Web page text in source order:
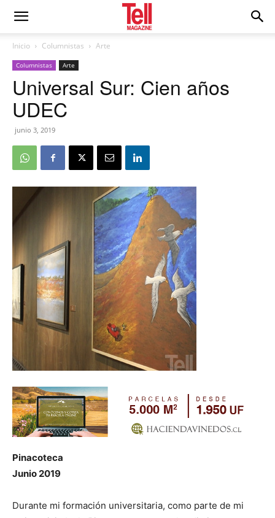
Inicio Columnistas Arte
Columnistas Arte
Universal Sur: Cien años
UDEC
junio 3, 2019
Pinacoteca
Junio 2019
Durante mi formación universitaria, como parte de mi